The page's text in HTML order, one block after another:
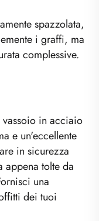
spazzolata,
i graffi, ma
complessive.
in acciaio
e un'eccellente
in sicurezza
appena tolte da
una
dei tuoi